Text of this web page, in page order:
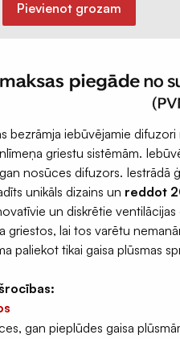
Pievienot grozam
bezrāmja iebūvējamie
griestu sistēmām.
nosūces difuzors. Iestrādā
unikāls dizains un reddot
un diskrētie
griestos, lai tos varētu
paliekot tikai gaisa plūsmas
gan pieplūdes gaisa